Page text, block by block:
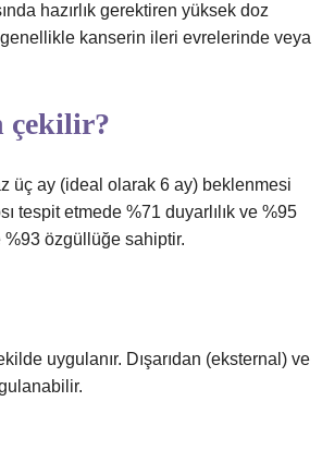
hazırlık gerektiren yüksek doz
kanserin ileri evrelerinde veya
çekilir?
üç ay (ideal olarak 6 ay) beklenmesi
tespit etmede %71 duyarlılık ve %95
%93 özgüllüğe sahiptir.
uygulanır. Dışarıdan (eksternal) ve